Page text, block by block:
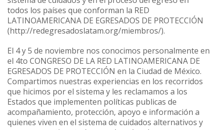
todos los países que conforman la RED
LATINOAMERICANA DE EGRESADOS DE PROTECCIÓN
(http://redegresadoslatam.org/miembros/).
El 4 y 5 de noviembre nos conocimos personalmente en
el 4to CONGRESO DE LA RED LATINOAMERICANA DE
EGRESADOS DE PROTECCIÓN en la Ciudad de México.
Compartimos nuestras experiencias en los recorridos
que hicimos por el sistema y les reclamamos a los
Estados que implementen políticas publicas de
acompañamiento, protección, apoyo e información a
quienes viven en el sistema de cuidados alternativos y